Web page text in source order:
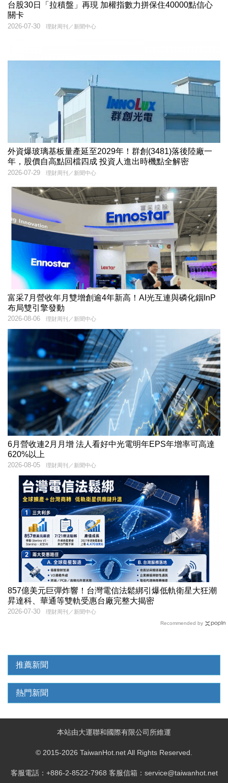
台股30日「拉積盤」再現 加權指數力拼保住40000點信心
關卡
理財周刊／新聞中心
2026-07-30
外資爆玻璃基板量產延至2029年！群創(3481)落後陸廠一
年，股價自高點回檔四成 投資人進出時機點全解密
理財周刊／新聞中心
2026-07-29
富采7月營收年月雙增創逾4年新高！AI光互連與磷化銦InP
布局雙引擎發動
理財周刊／新聞中心
2026-08-06
6月營收連2月月增 法人看好中光電明年EPS年增率可高達
620%以上
理財周刊／新聞中心
2026-08-05
857億美元巨彈炸響！台灣電信法鬆綁引爆低軌衛星大狂潮
昇達科、華通等雙軌受惠台廠完整大揭密
理財周刊／新聞中心
2026-07-30
Recommended by
推薦新聞
熱門新聞
本站由大運聯和國際有限公司所維運
© 2015-2026 TaiwanHot.net All Rights Reserved.
客服電話：+886-2-8522-7968 客服信箱：service@taiwanhot.net